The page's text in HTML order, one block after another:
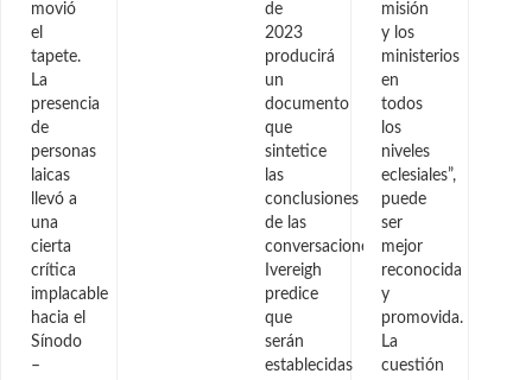
movió
el
tapete.
La
presencia
de
personas
laicas
llevó a
una
cierta
crítica
implacable
hacia el
Sínodo
–
de
2023
producirá
un
documento
que
sintetice
las
conclusiones
de las
conversaciones.
Ivereigh
predice
que
serán
establecidas
misión
y los
ministerios
en
todos
los
niveles
eclesiales”,
puede
ser
mejor
reconocida
y
promovida.
La
cuestión